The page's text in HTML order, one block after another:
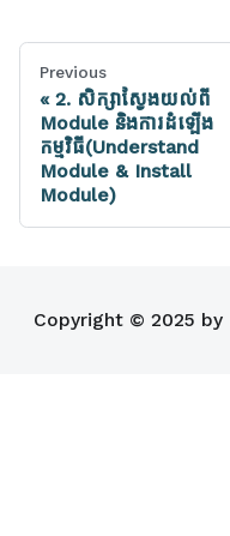
Previous
2. សិក្សាស្វែងយល់ពី
Module និងការដំឡើង
កម្មវិធី(Understand
Module & Install
Module)
Copyright © 2025 by